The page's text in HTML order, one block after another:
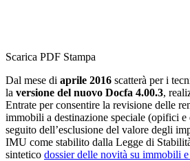
Scarica PDF Stampa
Dal mese di aprile 2016 scatterà per i
la versione del nuovo Docfa 4.00.3,
Entrate per consentire la revisione delle
immobili a destinazione speciale (opifici
seguito dell’esclusione del valore degli
IMU come stabilito dalla Legge di
sintetico dossier delle novità su immobili e